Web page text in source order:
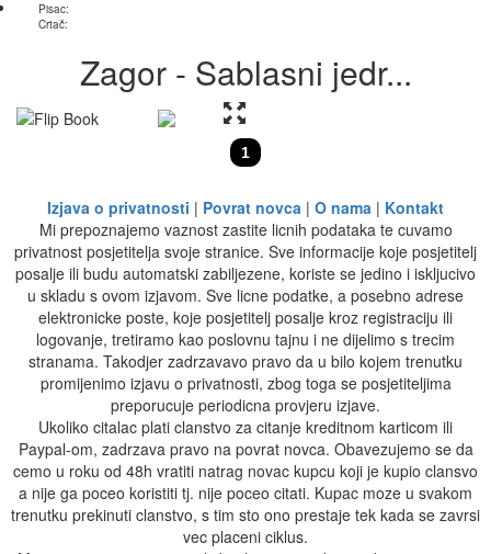
Pisac:
Crtač:
Zagor - Sablasni jedr...
1
Izjava o privatnosti | Povrat novca | O nama | Kontakt
Mi prepoznajemo vaznost zastite licnih podataka te cuvamo
privatnost posjetitelja svoje stranice. Sve informacije koje posjetitelj
posalje ili budu automatski zabiljezene, koriste se jedino i iskljucivo
u skladu s ovom izjavom. Sve licne podatke, a posebno adrese
elektronicke poste, koje posjetitelj posalje kroz registraciju ili
logovanje, tretiramo kao poslovnu tajnu i ne dijelimo s trecim
stranama. Takodjer zadrzavavo pravo da u bilo kojem trenutku
promijenimo izjavu o privatnosti, zbog toga se posjetiteljima
preporucuje periodicna provjeru izjave.
Ukoliko citalac plati clanstvo za citanje kreditnom karticom ili
Paypal-om, zadrzava pravo na povrat novca. Obavezujemo se da
cemo u roku od 48h vratiti natrag novac kupcu koji je kupio clansvo
a nije ga poceo koristiti tj. nije poceo citati. Kupac moze u svakom
trenutku prekinuti clanstvo, s tim sto ono prestaje tek kada se zavrsi
vec placeni ciklus.